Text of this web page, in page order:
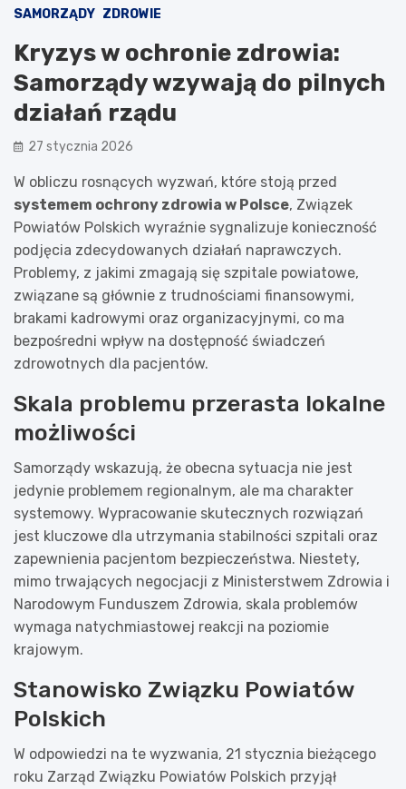
SAMORZĄDY ZDROWIE
Kryzys w ochronie zdrowia:
Samorządy wzywają do pilnych
działań rządu
27 stycznia 2026
W obliczu rosnących wyzwań, które stoją przed
systemem ochrony zdrowia w Polsce, Związek
Powiatów Polskich wyraźnie sygnalizuje konieczność
podjęcia zdecydowanych działań naprawczych.
Problemy, z jakimi zmagają się szpitale powiatowe,
związane są głównie z trudnościami finansowymi,
brakami kadrowymi oraz organizacyjnymi, co ma
bezpośredni wpływ na dostępność świadczeń
zdrowotnych dla pacjentów.
Skala problemu przerasta lokalne
możliwości
Samorządy wskazują, że obecna sytuacja nie jest
jedynie problemem regionalnym, ale ma charakter
systemowy. Wypracowanie skutecznych rozwiązań
jest kluczowe dla utrzymania stabilności szpitali oraz
zapewnienia pacjentom bezpieczeństwa. Niestety,
mimo trwających negocjacji z Ministerstwem Zdrowia i
Narodowym Funduszem Zdrowia, skala problemów
wymaga natychmiastowej reakcji na poziomie
krajowym.
Stanowisko Związku Powiatów
Polskich
W odpowiedzi na te wyzwania, 21 stycznia bieżącego
roku Zarząd Związku Powiatów Polskich przyjął